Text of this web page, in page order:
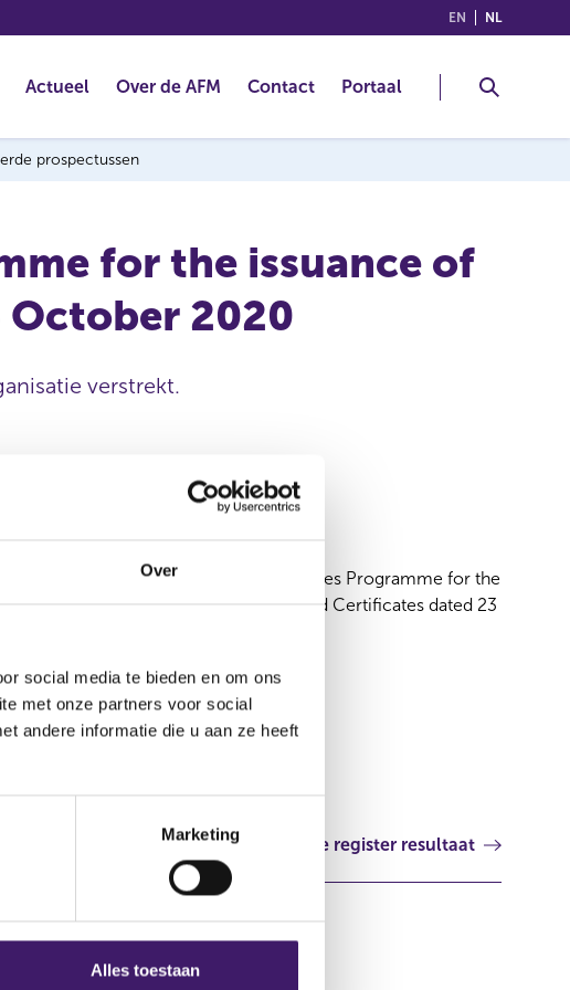
Over
social media te bieden en om ons
met onze partners voor social
andere informatie die u aan ze heeft
Marketing
Alles toestaan
EN (ENGLISH)
NL
Actueel Over de AFM Contact Portaal
prospectussen
for the issuance of
October 2020
verstrekt.
Supplement Structured Securities Programme for the
issuance of Notes, Warrants and Certificates dated 23
Luxemburg
Volgende register resultaat